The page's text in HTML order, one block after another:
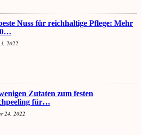
Nuss für reichhaltige Pflege: Mehr
2022
Zutaten zum festen
für…
24, 2022